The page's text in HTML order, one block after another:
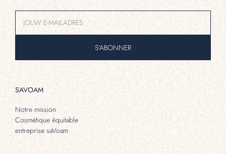
S'ABONNER
SAVOAM
Notre mission
Cosmétique équitable
entreprise saVoam